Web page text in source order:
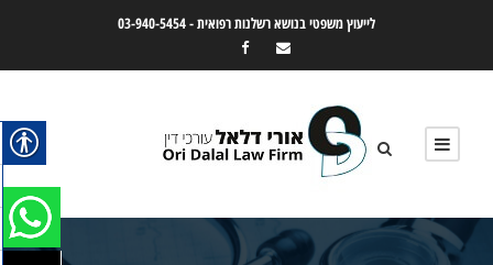
לייעוץ משפטי בנושא רשלנות רפואית -03-940-5454